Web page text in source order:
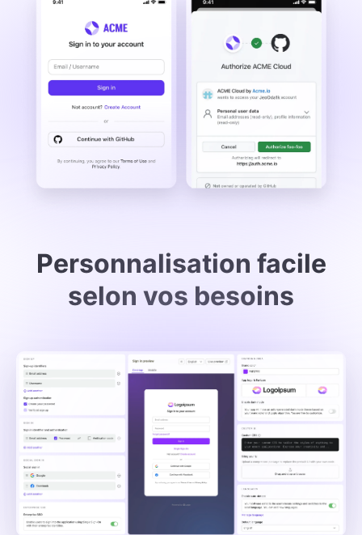
Personnalisation facile
selon vos besoins